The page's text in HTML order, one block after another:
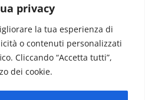
privacy
la tua esperienza di
o contenuti personalizzati
Cliccando “Accetta tutti”,
dei cookie.